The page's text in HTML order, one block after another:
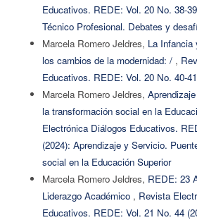
Educativos. REDE: Vol. 20 No. 38-
Técnico Profesional. Debates y
Marcela Romero Jeldres, La
los cambios de la modernidad: / ,
Educativos. REDE: Vol. 20 No. 40-
Marcela Romero Jeldres,
la transformación social en la
Electrónica Diálogos Educativos.
(2024): Aprendizaje y Servicio.
social en la Educación Superior
Marcela Romero Jeldres, REDE: 23
Liderazgo Académico , Revista
Educativos. REDE: Vol. 21 No. 44